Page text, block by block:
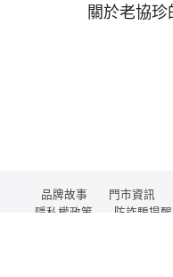
關於老協珍
品牌故事 門市資訊
隱私權政策
防詐騙提醒